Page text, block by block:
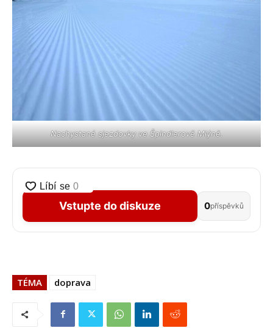
Nachystané sjezdovky ve Špindlerově Mlýně.
Vstupte do diskuze 0příspěvků
TÉMA doprava